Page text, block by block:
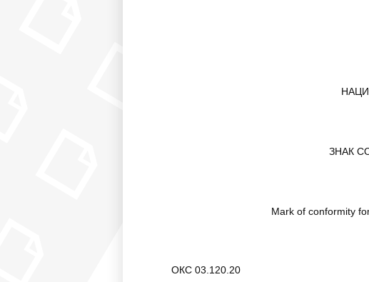
ЗНАК
Mark of conformity
ОКС 03.120.20